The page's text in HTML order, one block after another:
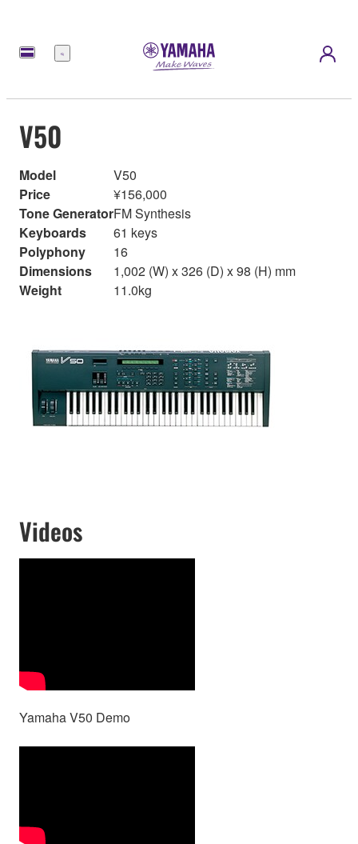
Menu
V50
Model
V50
Price
¥156,000
Tone GeneratorFM Synthesis
Keyboards
61 keys
Polyphony
16
Dimensions
1,002 (W) x 326 (D) x 98 (H) mm
Weight
11.0kg
Videos
Yamaha V50 Demo